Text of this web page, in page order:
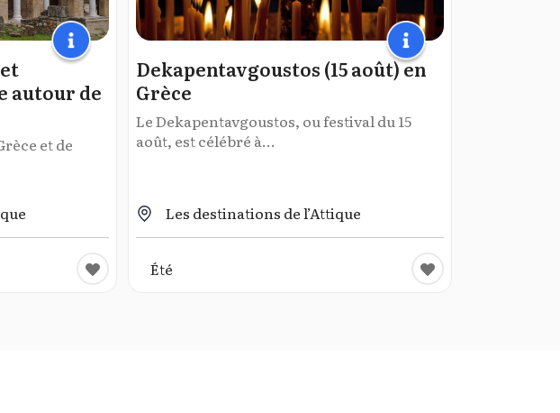
autour de
et de
Dekapentavgoustos (15 août) en
Grèce
Le Dekapentavgoustos, ou festival du 15
août, est célébré à...
Les destinations de l’Attique
Été